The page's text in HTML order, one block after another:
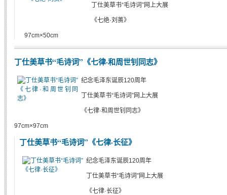
丁仕美草书“毛诗词”网上大展
《七绝·刘蒉》
97cm×50cm
丁仕美草书“毛诗词”《七律·和周世钊同志》
纪念毛泽东诞辰120周年
丁仕美草书“毛诗词”网上大展
《七律·和周世钊同志》
97cm×97cm
丁仕美草书“毛诗词”《七律·长征》
纪念毛泽东诞辰120周年
丁仕美草书“毛诗词”网上大展
《七律·长征》